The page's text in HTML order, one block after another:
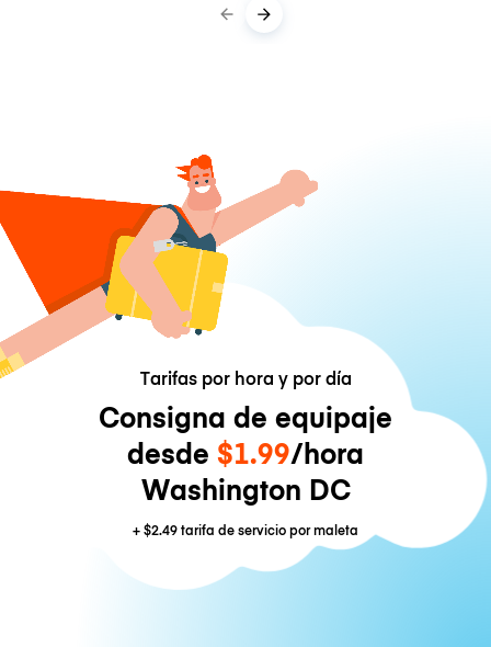
Tarifas por hora y por día
Consigna de equipaje
desde $1.99/hora
Washington DC
+$2.49tarifa de servicio por maleta